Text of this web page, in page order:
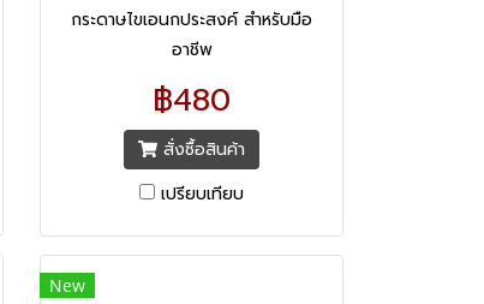
กระดาษไขเอนกประสงค์ สำหรับมือ
อาชีพ
฿480
สั่งซื้อสินค้า
เปรียบเทียบ
New